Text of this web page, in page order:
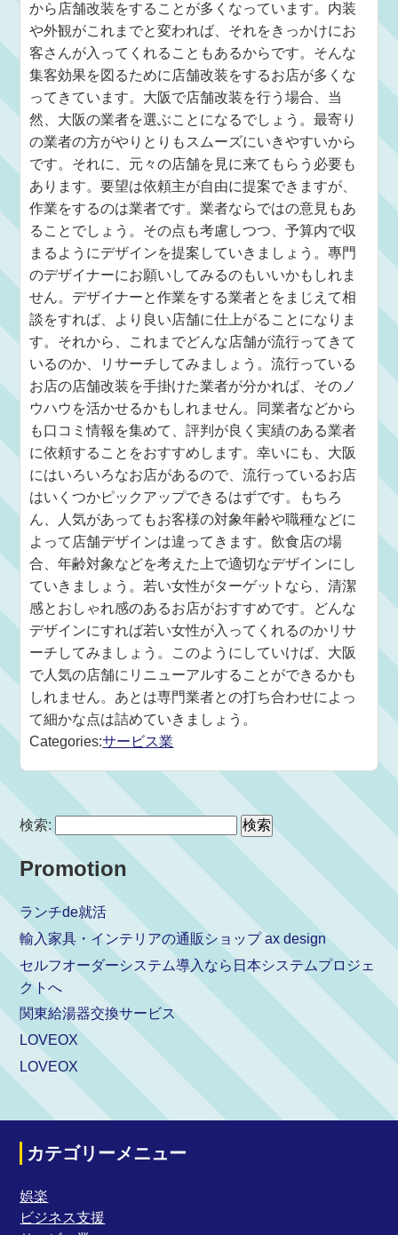
から店舗改装をすることが多くなっています。内装
や外観がこれまでと変われば、それをきっかけにお
客さんが入ってくれることもあるからです。そんな
集客効果を図るために店舗改装をするお店が多くな
ってきています。大阪で店舗改装を行う場合、当
然、大阪の業者を選ぶことになるでしょう。最寄り
の業者の方がやりとりもスムーズにいきやすいから
です。それに、元々の店舗を見に来てもらう必要も
あります。要望は依頼主が自由に提案できますが、
作業をするのは業者です。業者ならではの意見もあ
ることでしょう。その点も考慮しつつ、予算内で収
まるようにデザインを提案していきましょう。專門
のデザイナーにお願いしてみるのもいいかもしれま
せん。デザイナーと作業をする業者とをまじえて相
談をすれば、より良い店舗に仕上がることになりま
す。それから、これまでどんな店舗が流行ってきて
いるのか、リサーチしてみましょう。流行っている
お店の店舗改装を手掛けた業者が分かれば、そのノ
ウハウを活かせるかもしれません。同業者などから
も口コミ情報を集めて、評判が良く実績のある業者
に依頼することをおすすめします。幸いにも、大阪
にはいろいろなお店があるので、流行っているお店
はいくつかピックアップできるはずです。もちろ
ん、人気があってもお客様の対象年齢や職種などに
よって店舗デザインは違ってきます。飲食店の場
合、年齢対象などを考えた上で適切なデザインにし
ていきましょう。若い女性がターゲットなら、清潔
感とおしゃれ感のあるお店がおすすめです。どんな
デザインにすれば若い女性が入ってくれるのかリサ
ーチしてみましょう。このようにしていけば、大阪
で人気の店舗にリニューアルすることができるかも
しれません。あとは専門業者との打ち合わせによっ
て細かな点は詰めていきましょう。
Categories:サービス業
検索:
Promotion
ランチde就活
輸入家具・インテリアの通販ショップ ax design
セルフオーダーシステム導入なら日本システムプロジェ
クトへ
関東給湯器交換サービス
LOVEOX
LOVEOX
カテゴリーメニュー
娯楽
ビジネス支援